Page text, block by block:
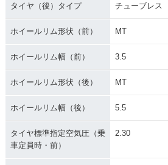
タイヤ（後）タイプ チューブレス
ホイールリム形状（前） MT
ホイールリム幅（前） 3.5
ホイールリム形状（後） MT
ホイールリム幅（後） 5.5
タイヤ標準指定空気圧（乗
車定員時・前）
2.30